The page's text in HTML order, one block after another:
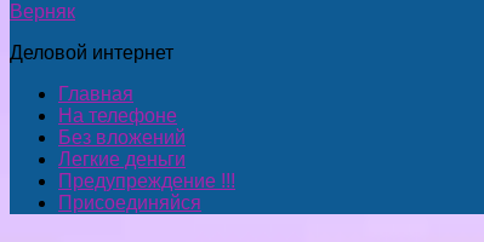
Верняк
Деловой интернет
Главная
На телефоне
Без вложений
Легкие деньги
Предупреждение !!!
Присоединяйся